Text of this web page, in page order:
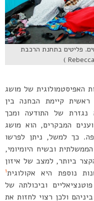
פליטים בתחנת הרכבת
האפיסטמולוגית של מושג
ראשית קיימת הבחנה בין
נגזרת של התודעה ומכך
המבקרים, הוא מושג
כך למשל, ניתן לפרשו
ובשיח היומיומי,
ביותר, למצב של איזון
1
וביכולתה של
ולכן רצוי לחזות את